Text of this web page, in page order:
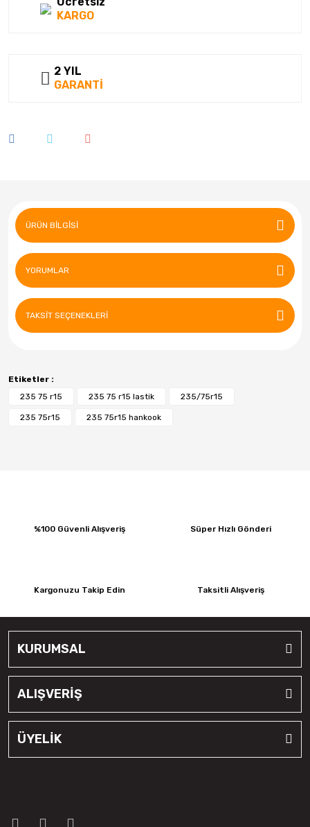
KARGO
2 YIL
GARANTİ
ÜRÜN BILGISI
YORUMLAR
TAKSIT SEÇENEKLERI
Etiketler :
235 75 r15
235 75 r15 lastik 235/75r15
235 75r15 235 75r15 hankook
%100 Güvenli Alışveriş Süper Hızlı Gönderi
Kargonuzu Takip Edin Taksitli Alışveriş
KURUMSAL
ALIŞVERİŞ
ÜYELİK